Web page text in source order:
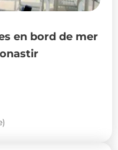
en bord de mer